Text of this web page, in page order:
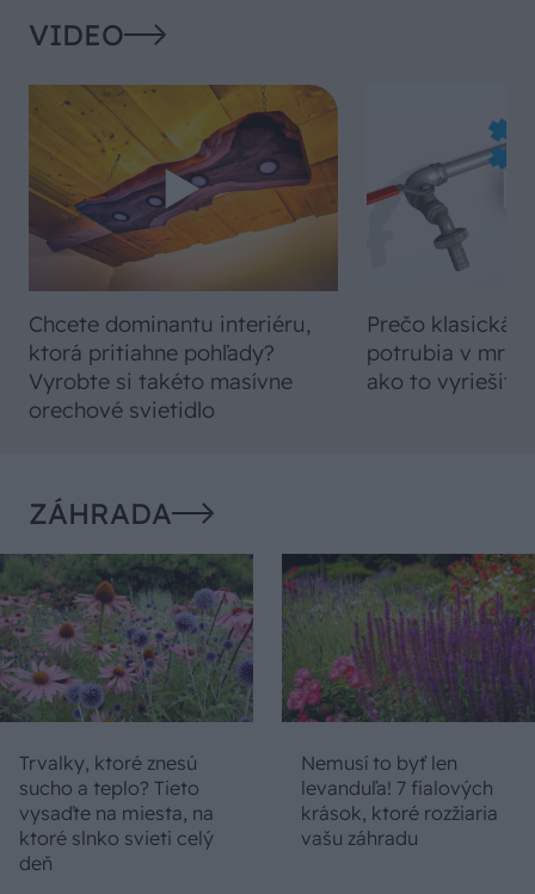
VIDEO
Chcete dominantu interiéru,
ktorá pritiahne pohľady?
Vyrobte si takéto masívne
orechové svietidlo
Prečo klasická
potrubia v
ako to vyriešiť
ZÁHRADA
Trvalky, ktoré znesú
sucho a teplo? Tieto
vysaďte na miesta, na
ktoré slnko svieti celý
deň
Nemusí to byť len
levanduľa! 7 fialových
krások, ktoré rozžiaria
vašu záhradu